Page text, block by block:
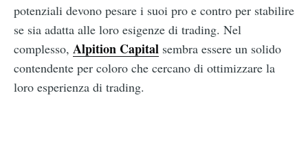
potenziali devono pesare i suoi pro e contro per stabilire
se sia adatta alle loro esigenze di trading. Nel
complesso, Alpition Capital sembra essere un solido
contendente per coloro che cercano di ottimizzare la
loro esperienza di trading.